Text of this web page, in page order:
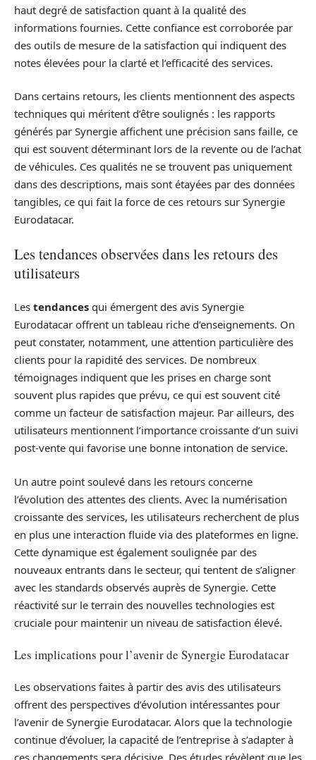
haut degré de satisfaction quant à la qualité des
informations fournies. Cette confiance est corroborée par
des outils de mesure de la satisfaction qui indiquent des
notes élevées pour la clarté et l’efficacité des services.
Dans certains retours, les clients mentionnent des aspects
techniques qui méritent d’être soulignés : les rapports
générés par Synergie affichent une précision sans faille, ce
qui est souvent déterminant lors de la revente ou de l’achat
de véhicules. Ces qualités ne se trouvent pas uniquement
dans des descriptions, mais sont étayées par des données
tangibles, ce qui fait la force de ces retours sur Synergie
Eurodatacar.
Les tendances observées dans les retours des
utilisateurs
Les tendances qui émergent des avis Synergie
Eurodatacar offrent un tableau riche d’enseignements. On
peut constater, notamment, une attention particulière des
clients pour la rapidité des services. De nombreux
témoignages indiquent que les prises en charge sont
souvent plus rapides que prévu, ce qui est souvent cité
comme un facteur de satisfaction majeur. Par ailleurs, des
utilisateurs mentionnent l’importance croissante d’un suivi
post-vente qui favorise une bonne intonation de service.
Un autre point soulevé dans les retours concerne
l’évolution des attentes des clients. Avec la numérisation
croissante des services, les utilisateurs recherchent de plus
en plus une interaction fluide via des plateformes en ligne.
Cette dynamique est également soulignée par des
nouveaux entrants dans le secteur, qui tentent de s’aligner
avec les standards observés auprès de Synergie. Cette
réactivité sur le terrain des nouvelles technologies est
cruciale pour maintenir un niveau de satisfaction élevé.
Les implications pour l’avenir de Synergie Eurodatacar
Les observations faites à partir des avis des utilisateurs
offrent des perspectives d’évolution intéressantes pour
l’avenir de Synergie Eurodatacar. Alors que la technologie
continue d’évoluer, la capacité de l’entreprise à s’adapter à
ces changements sera décisive. Des études révèlent que les